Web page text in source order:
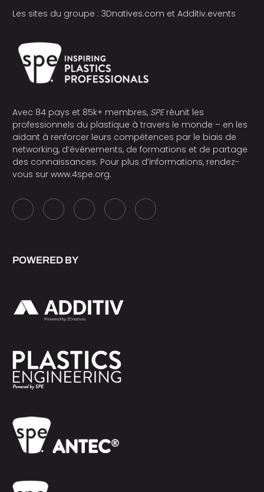
Les sites du groupe : 3Dnatives.com et Additiv.events
Avec 84 pays et 85k+ membres, SPEréunit les
professionnels du plastique à travers le monde – en les
aidant à renforcer leurs compétences par le biais de
networking, d’événements, de formations et de partage
des connaissances. Pour plus d’informations, rendez-
vous sur www.4spe.org.
POWERED BY